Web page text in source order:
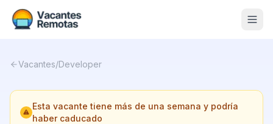
Nosotros
Vacantes/Developer
Esta vacante tiene más de una semana y podría
haber caducado